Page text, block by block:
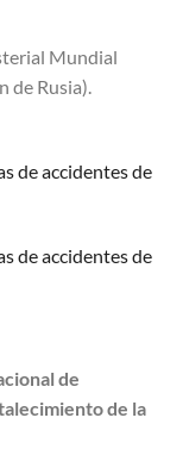
Mundial
de Rusia).
de accidentes de
de accidentes de
de
de la